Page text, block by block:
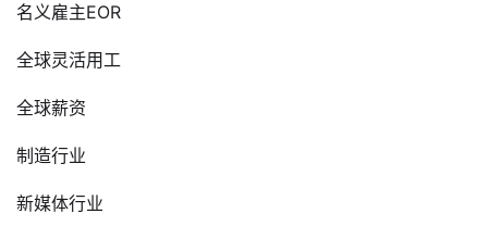
名义雇主EOR
全球灵活用工
全球薪资
制造行业
新媒体行业